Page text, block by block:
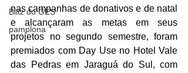
Blitz do GES
pamplona
nas campanhas de donativos e de natal
e alcançaram as metas em seus
projetos no segundo semestre, foram
premiados com Day Use no Hotel Vale
das Pedras em Jaraguá do Sul, com